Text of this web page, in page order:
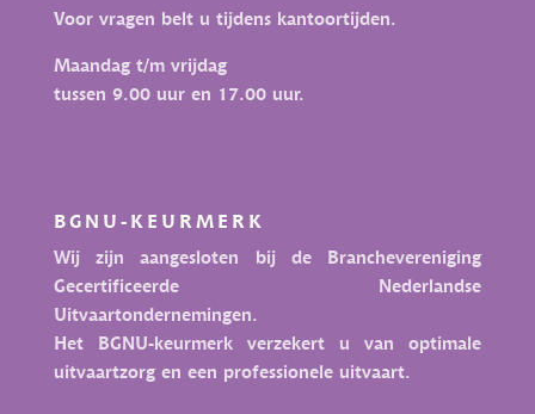
Voor vragen belt u tijdens kantoortijden.
Maandag t/m vrijdag
tussen 9.00 uur en 17.00 uur.
BGNU-KEURMERK
Wij zijn aangesloten bij de Branchevereniging
Gecertificeerde Nederlandse
Uitvaartondernemingen.
Het BGNU-keurmerk verzekert u van optimale
uitvaartzorg en een professionele uitvaart.